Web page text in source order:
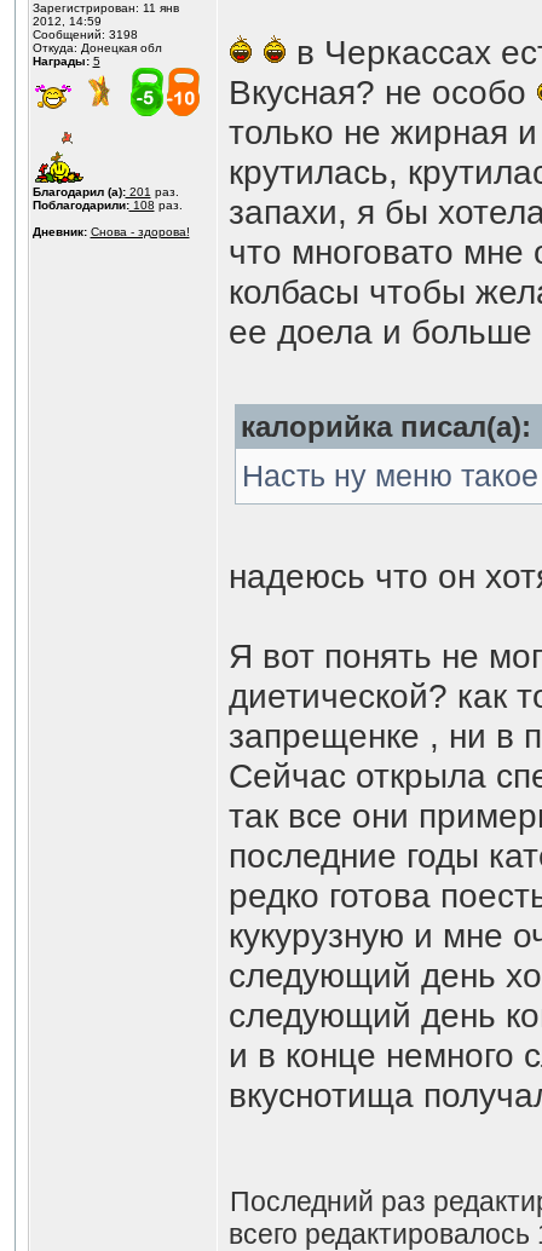
Зарегистрирован: 11 янв
2012, 14:59
Сообщений: 3198
Откуда: Донецкая обл
Награды: 5
Благодарил (а):201 раз.
Поблагодарили:108 раз.
Дневник: Снова - здорова!
в Черкассах
Вкусная? не особо
только не жирная
крутилась,
запахи, я бы
что многовато мне
колбасы чтобы
ее доела и больше
калорийка писал(а):
Насть ну меню
надеюсь что он
Я вот понять не
диетической? как
запрещенке , ни в
Сейчас открыла
так все они
последние годы
редко готова
кукурузную и мне
следующий день
следующий день
и в конце немного
вкуснотища
Последний раз
всего редактировалось